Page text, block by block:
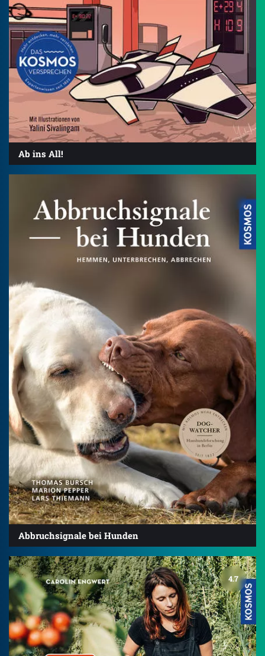
Ab ins All!
Abbruchsignale bei Hunden
4.7